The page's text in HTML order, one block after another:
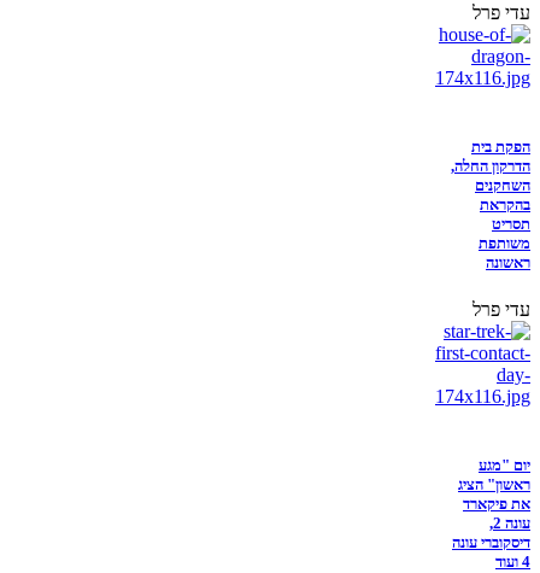
עדי פרל
הפקת בית
הדרקון החלה,
השחקנים
בהקראת
תסריט
משותפת
ראשונה
עדי פרל
יום "מגע
ראשון" הציג
את פיקארד
עונה 2,
דיסקוברי עונה
4 ועוד